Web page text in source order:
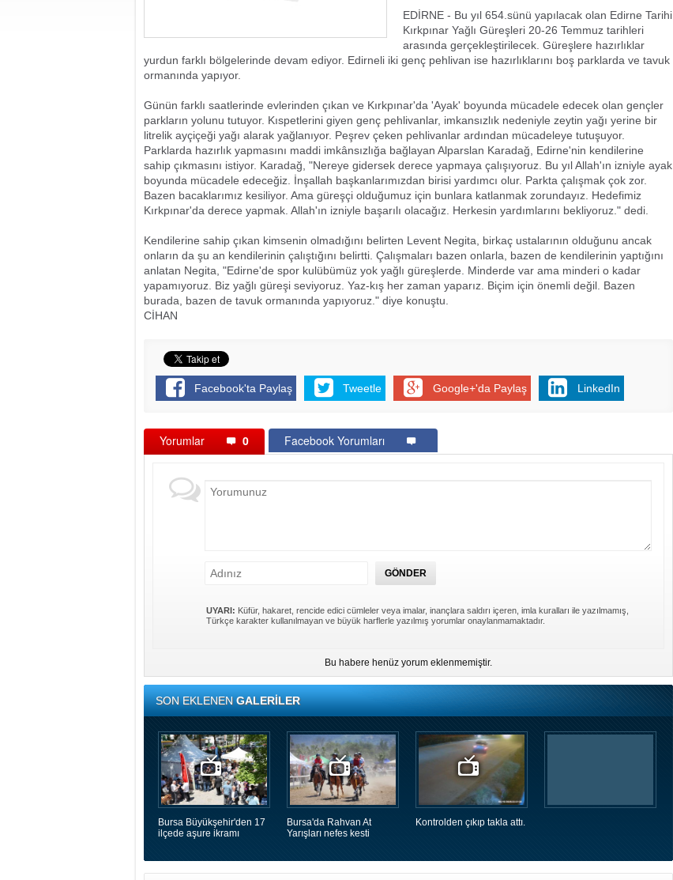
EDİRNE - Bu yıl 654.sünü yapılacak olan Edirne Tarihi
Kırkpınar Yağlı Güreşleri 20-26 Temmuz tarihleri
arasında gerçekleştirilecek. Güreşlere hazırlıklar
yurdun farklı bölgelerinde devam ediyor. Edirneli iki genç pehlivan ise hazırlıklarını boş parklarda ve tavuk
ormanında yapıyor.
Günün farklı saatlerinde evlerinden çıkan ve Kırkpınar'da 'Ayak' boyunda mücadele edecek olan gençler
parkların yolunu tutuyor. Kıspetlerini giyen genç pehlivanlar, imkansızlık nedeniyle zeytin yağı yerine bir
litrelik ayçiçeği yağı alarak yağlanıyor. Peşrev çeken pehlivanlar ardından mücadeleye tutuşuyor.
Parklarda hazırlık yapmasını maddi imkânsızlığa bağlayan Alparslan Karadağ, Edirne'nin kendilerine
sahip çıkmasını istiyor. Karadağ, "Nereye gidersek derece yapmaya çalışıyoruz. Bu yıl Allah'ın izniyle ayak
boyunda mücadele edeceğiz. İnşallah başkanlarımızdan birisi yardımcı olur. Parkta çalışmak çok zor.
Bazen bacaklarımız kesiliyor. Ama güreşçi olduğumuz için bunlara katlanmak zorundayız. Hedefimiz
Kırkpınar'da derece yapmak. Allah'ın izniyle başarılı olacağız. Herkesin yardımlarını bekliyoruz." dedi.
Kendilerine sahip çıkan kimsenin olmadığını belirten Levent Negita, birkaç ustalarının olduğunu ancak
onların da şu an kendilerinin çalıştığını belirtti. Çalışmaları bazen onlarla, bazen de kendilerinin yaptığını
anlatan Negita, "Edirne'de spor kulübümüz yok yağlı güreşlerde. Minderde var ama minderi o kadar
yapamıyoruz. Biz yağlı güreşi seviyoruz. Yaz-kış her zaman yaparız. Biçim için önemli değil. Bazen
burada, bazen de tavuk ormanında yapıyoruz." diye konuştu.
CİHAN
Facebook'ta Paylaş Tweetle Google+'da Paylaş LinkedIn
Yorumlar 0 Facebook Yorumları
UYARI: Küfür, hakaret, rencide edici cümleler veya imalar, inançlara saldırı içeren, imla kuralları ile yazılmamış,
Türkçe karakter kullanılmayan ve büyük harflerle yazılmış yorumlar onaylanmamaktadır.
Bu habere henüz yorum eklenmemiştir.
SON EKLENENGALERİLER
Bursa Büyükşehir'den 17
ilçede aşure ikramı
Bursa'da Rahvan At
Yarışları nefes kesti
Kontrolden çıkıp takla attı.